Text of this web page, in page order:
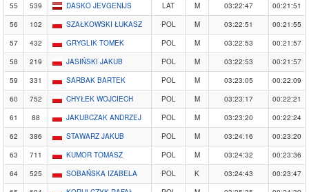
55
539 DASKO JEVGENIJS LAT M 03:22:47
00:21:51
56
102 SZAŁKOWSKI ŁUKASZ POL M 03:22:51
00:21:55
57
432 GRYGLIK TOMEK POL M 03:22:53
00:21:57
58
219 JASIŃSKI JAKUB POL M 03:22:53
00:21:57
59
331 SARBAK BARTEK POL M 03:23:05
00:22:09
60
752 CHYŁEK WOJCIECH POL M 03:23:17
00:22:21
61
88 JAKUBCZAK ANDRZEJ POL M 03:23:20
00:22:24
62
386 STAWARZ JAKUB POL M 03:24:16
00:23:20
63
711 KUMOR TOMASZ POL M 03:24:32
00:23:36
64
525 SOBAŃSKA IZABELA POL K 03:24:43
00:23:47